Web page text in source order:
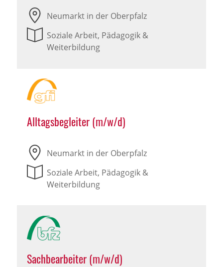
Neumarkt in der Oberpfalz
Soziale Arbeit, Pädagogik &
Weiterbildung
Alltagsbegleiter (m/w/d)
Neumarkt in der Oberpfalz
Soziale Arbeit, Pädagogik &
Weiterbildung
Sachbearbeiter (m/w/d)